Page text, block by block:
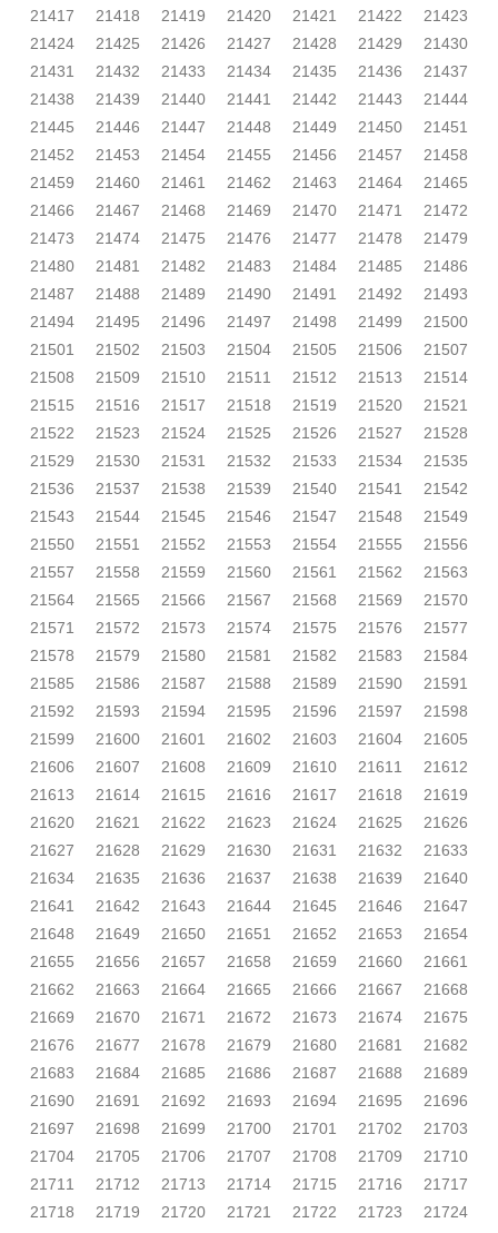
21417
21418 21419 21420 21421 21422
21423
21424
21425 21426 21427 21428 21429
21430
21431
21432 21433 21434 21435 21436
21437
21438
21439 21440 21441 21442 21443
21444
21445
21446 21447 21448 21449 21450
21451
21452
21453 21454 21455 21456 21457
21458
21459
21460 21461 21462 21463 21464
21465
21466
21467 21468 21469 21470 21471
21472
21473
21474 21475 21476 21477 21478
21479
21480
21481 21482 21483 21484 21485
21486
21487
21488 21489 21490 21491 21492
21493
21494
21495 21496 21497 21498 21499
21500
21501
21502 21503 21504 21505 21506
21507
21508
21509 21510 21511 21512 21513
21514
21515
21516 21517 21518 21519 21520
21521
21522
21523 21524 21525 21526 21527
21528
21529
21530 21531 21532 21533 21534
21535
21536
21537 21538 21539 21540 21541
21542
21543
21544 21545 21546 21547 21548
21549
21550
21551 21552 21553 21554 21555
21556
21557
21558 21559 21560 21561 21562
21563
21564
21565 21566 21567 21568 21569
21570
21571
21572 21573 21574 21575 21576
21577
21578
21579 21580 21581 21582 21583
21584
21585
21586 21587 21588 21589 21590
21591
21592
21593 21594 21595 21596 21597
21598
21599
21600 21601 21602 21603 21604
21605
21606
21607 21608 21609 21610 21611
21612
21613
21614 21615 21616 21617 21618
21619
21620
21621 21622 21623 21624 21625
21626
21627
21628 21629 21630 21631 21632
21633
21634
21635 21636 21637 21638 21639
21640
21641
21642 21643 21644 21645 21646
21647
21648
21649 21650 21651 21652 21653
21654
21655
21656 21657 21658 21659 21660
21661
21662
21663 21664 21665 21666 21667
21668
21669
21670 21671 21672 21673 21674
21675
21676
21677 21678 21679 21680 21681
21682
21683
21684 21685 21686 21687 21688
21689
21690
21691 21692 21693 21694 21695
21696
21697
21698 21699 21700 21701 21702
21703
21704
21705 21706 21707 21708 21709
21710
21711
21712 21713 21714 21715 21716
21717
21718
21719 21720 21721 21722 21723
21724